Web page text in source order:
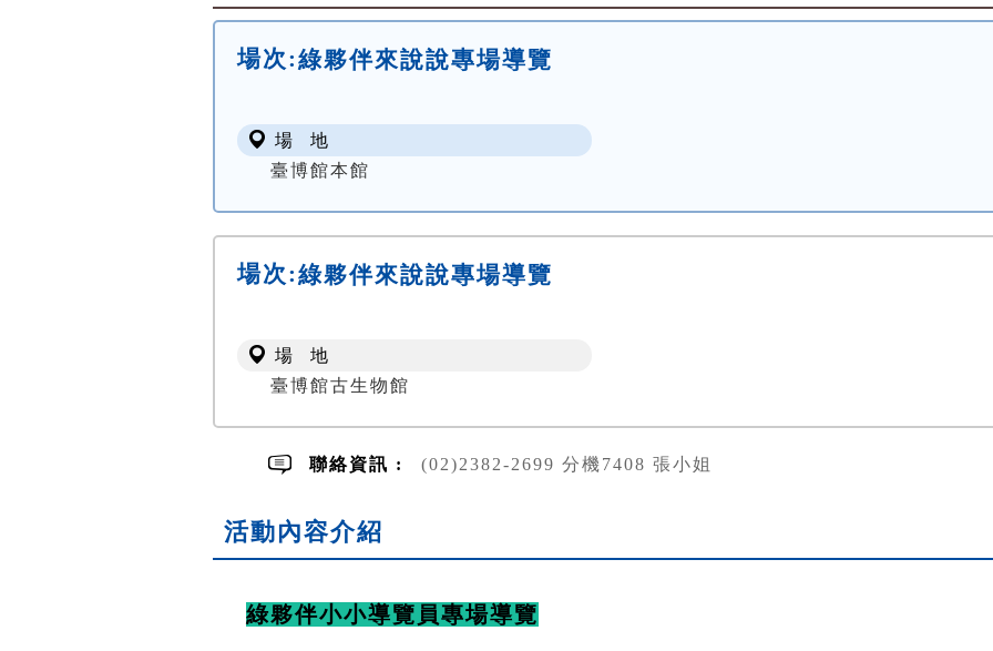
場次:綠夥伴來說說專場導覽
場 地
臺博館本館
場次:綠夥伴來說說專場導覽
場 地
臺博館古生物館
聯絡資訊 : (02)2382-2699 分機7408 張小姐
活動內容介紹
綠夥伴小小導覽員專場導覽